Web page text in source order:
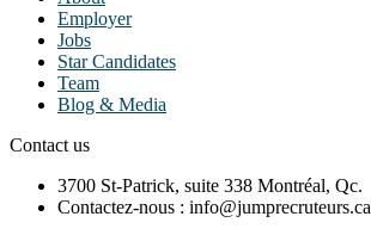
Employer
Jobs
Star Candidates
Team
Blog & Media
Contact us
3700 St-Patrick, suite 338 Montréal, Qc.
Contactez-nous : info@jumprecruteurs.ca